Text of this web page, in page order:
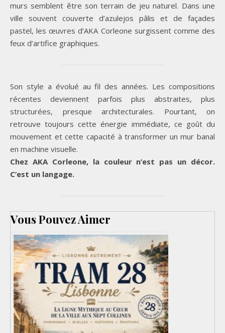
murs semblent être son terrain de jeu naturel. Dans une
ville souvent couverte d’azulejos pâlis et de façades
pastel, les œuvres d’AKA Corleone surgissent comme des
feux d’artifice graphiques.
Son style a évolué au fil des années. Les compositions
récentes deviennent parfois plus abstraites, plus
structurées, presque architecturales. Pourtant, on
retrouve toujours cette énergie immédiate, ce goût du
mouvement et cette capacité à transformer un mur banal
en machine visuelle.
Chez AKA Corleone, la couleur n’est pas un décor.
C’est un langage.
Vous Pouvez Aimer